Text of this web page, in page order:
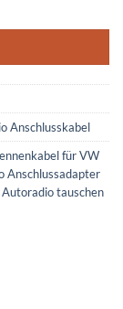
Anschlusskabel
für VW
Anschlussadapter
Autoradio tauschen